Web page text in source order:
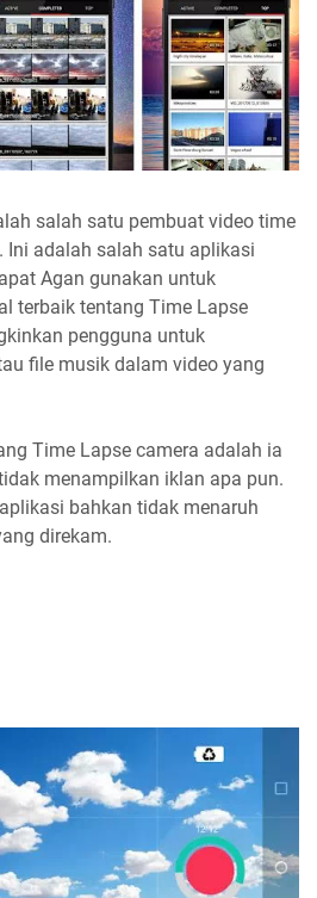
salah satu pembuat video time
Ini adalah salah satu aplikasi
Agan gunakan untuk
terbaik tentang Time Lapse
pengguna untuk
file musik dalam video yang
Time Lapse camera adalah ia
menampilkan iklan apa pun.
bahkan tidak menaruh
direkam.